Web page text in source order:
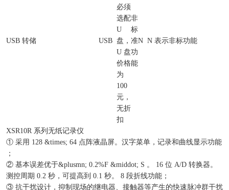
USB 转储 USB
必须
选配
U
盘，
U 盘
价格
为
100
元，
无折
扣
非
标
准
功
能
N N 表示非标功能
XSR10R 系列无纸记录仪
① 采用 128 &times; 64 点阵液晶屏。汉字菜单，记录和曲线显示功能
；
② 基本误差优于&plusmn; 0.2%F &middot; S 。 16 位 A/D 转换器。
测控周期 0.2 秒，可提高到 0.1 秒。 8 段折线功能；
③ 抗干扰设计，抑制现场的继电器、接触器等产生的快速脉冲群干扰